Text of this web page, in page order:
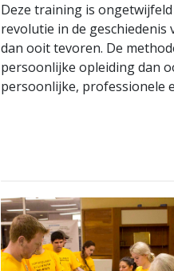
Deze training is
revolutie in de
dan ooit tevoren. De
persoonlijke opleiding dan
persoonlijke, professionele